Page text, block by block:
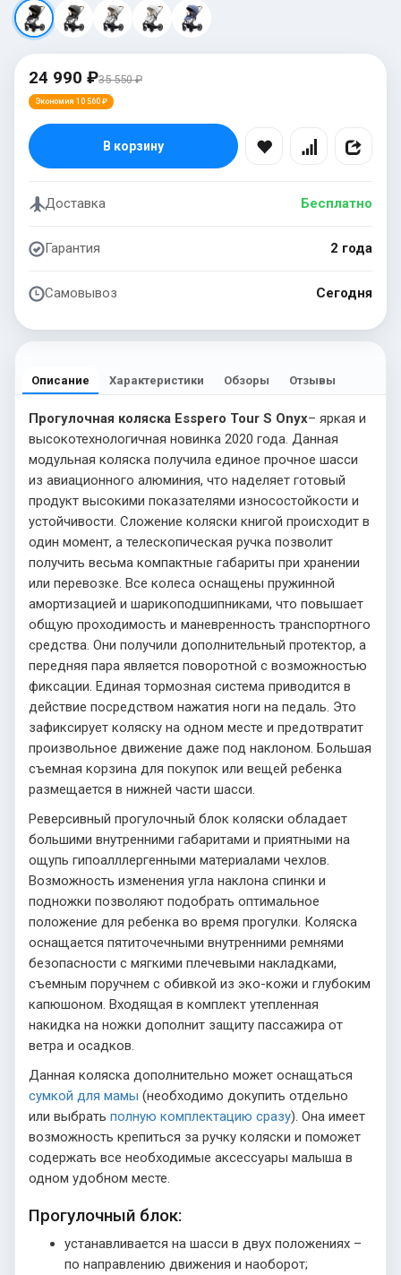
24 990 ₽35 550 ₽
Экономия 10 560 ₽
В корзину
Доставка Бесплатно
Гарантия 2 года
Самовывоз Сегодня
Описание Характеристики Обзоры Отзывы
Прогулочная коляска Esspero Tour S Onyx– яркая и
высокотехнологичная новинка 2020 года. Данная
модульная коляска получила единое прочное шасси
из авиационного алюминия, что наделяет готовый
продукт высокими показателями износостойкости и
устойчивости. Сложение коляски книгой происходит в
один момент, а телескопическая ручка позволит
получить весьма компактные габариты при хранении
или перевозке. Все колеса оснащены пружинной
амортизацией и шарикоподшипниками, что повышает
общую проходимость и маневренность транспортного
средства. Они получили дополнительный протектор, а
передняя пара является поворотной с возможностью
фиксации. Единая тормозная система приводится в
действие посредством нажатия ноги на педаль. Это
зафиксирует коляску на одном месте и предотвратит
произвольное движение даже под наклоном. Большая
съемная корзина для покупок или вещей ребенка
размещается в нижней части шасси.
Реверсивный прогулочный блок коляски обладает
большими внутренними габаритами и приятными на
ощупь гипоалллергенными материалами чехлов.
Возможность изменения угла наклона спинки и
подножки позволяют подобрать оптимальное
положение для ребенка во время прогулки. Коляска
оснащается пятиточечными внутренними ремнями
безопасности с мягкими плечевыми накладками,
съемным поручнем с обивкой из эко-кожи и глубоким
капюшоном. Входящая в комплект утепленная
накидка на ножки дополнит защиту пассажира от
ветра и осадков.
Данная коляска дополнительно может оснащаться
сумкой для мамы (необходимо докупить отдельно
или выбрать полную комплектацию сразу). Она имеет
возможность крепиться за ручку коляски и поможет
содержать все необходимые аксессуары малыша в
одном удобном месте.
Прогулочный блок:
устанавливается на шасси в двух положениях –
по направлению движения и наоборот;